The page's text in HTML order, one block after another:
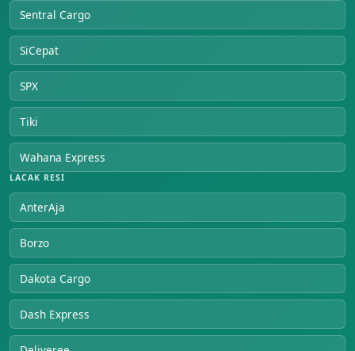
Sentral Cargo
SiCepat
SPX
Tiki
Wahana Express
LACAK RESI
AnterAja
Borzo
Dakota Cargo
Dash Express